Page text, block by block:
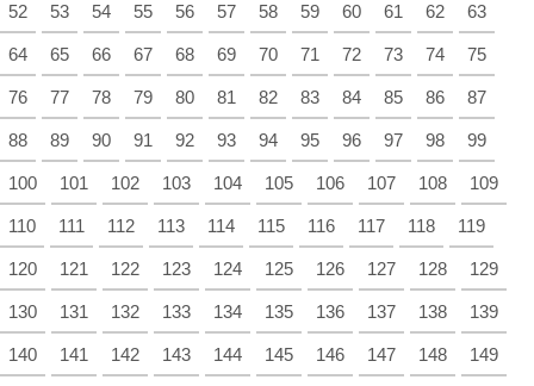
52 53 54 55 56 57 58 59 60 61 62 63
64 65 66 67 68 69 70 71 72 73 74 75
76 77 78 79 80 81 82 83 84 85 86 87
88 89 90 91 92 93 94 95 96 97 98 99
100 101 102 103 104 105 106 107 108 109
110 111 112 113 114 115 116 117 118 119
120 121 122 123 124 125 126 127 128 129
130 131 132 133 134 135 136 137 138 139
140 141 142 143 144 145 146 147 148 149